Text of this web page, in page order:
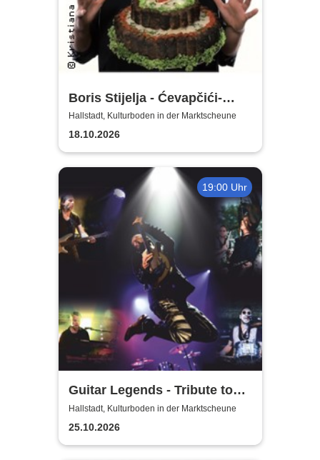
Boris Stijelja - Ćevapčići-
Therapie … für Liebe, Leib
und Leben
Hallstadt, Kulturboden in der Marktscheune
18.10.2026
19:00 Uhr
Guitar Legends - Tribute to
Greatest Guitar-Hits
Hallstadt, Kulturboden in der Marktscheune
25.10.2026